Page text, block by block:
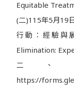
Equitable
(二)115年5月19
行動：經驗與
Elimination:
二、
https://